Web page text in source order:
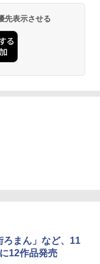
先表示させる
ろまん」など、11
12作品発売